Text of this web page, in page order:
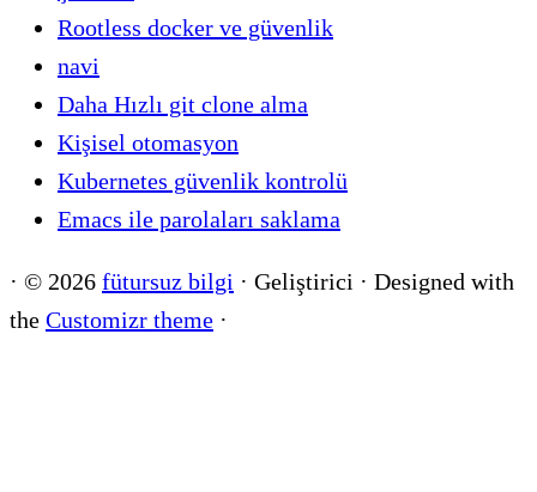
Rootless docker ve güvenlik
navi
Daha Hızlı git clone alma
Kişisel otomasyon
Kubernetes güvenlik kontrolü
Emacs ile parolaları saklama
· © 2026 fütursuz bilgi · Geliştirici · Designed with
the Customizr theme ·